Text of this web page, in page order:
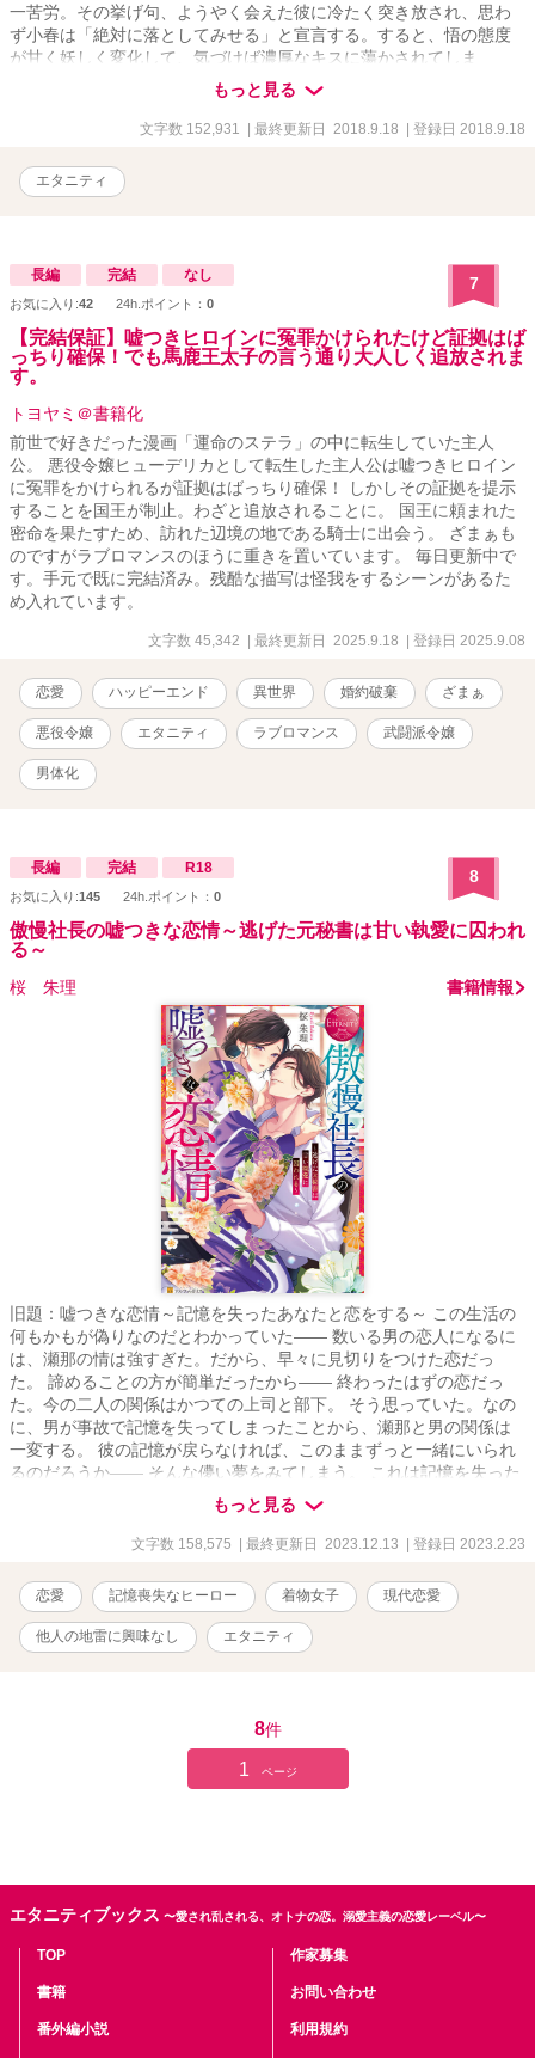
一苦労。その挙げ句、ようやく会えた彼に冷たく突き放され、思わ
ず小春は「絶対に落としてみせる」と宣言する。すると、悟の態度
が甘く妖しく変化して、気づけば濃厚なキスに蕩かされてしま
い……。真意を隠した大人の恋の駆け引きに、手も足も出ない！
嘘つきな彼と一途な彼女のとろ甘オフィスラブ。
もっと見る
文字数 152,931 | 最終更新日 2018.9.18 | 登録日 2018.9.18
エタニティ
長編 完結 なし
お気に入り:42 24h.ポイント： 0
7
【完結保証】嘘つきヒロインに冤罪かけられたけど証拠はば
っちり確保！でも馬鹿王太子の言う通り大人しく追放されま
す。
トヨヤミ＠書籍化
前世で好きだった漫画「運命のステラ」の中に転生していた主人
公。 悪役令嬢ヒューデリカとして転生した主人公は嘘つきヒロイン
に冤罪をかけられるが証拠はばっちり確保！ しかしその証拠を提示
することを国王が制止。わざと追放されることに。 国王に頼まれた
密命を果たすため、訪れた辺境の地である騎士に出会う。 ざまぁも
のですがラブロマンスのほうに重きを置いています。 毎日更新中で
す。手元で既に完結済み。残酷な描写は怪我をするシーンがあるた
め入れています。
文字数 45,342 | 最終更新日 2025.9.18 | 登録日 2025.9.08
恋愛 ハッピーエンド 異世界 婚約破棄 ざまぁ
悪役令嬢 エタニティ ラブロマンス 武闘派令嬢
男体化
長編 完結 R18
お気に入り:145 24h.ポイント： 0
8
傲慢社長の嘘つきな恋情～逃げた元秘書は甘い執愛に囚われ
る～
桜 朱理 書籍情報
旧題：嘘つきな恋情～記憶を失ったあなたと恋をする～ この生活の
何もかもが偽りなのだとわかっていた―― 数いる男の恋人になるに
は、瀬那の情は強すぎた。だから、早々に見切りをつけた恋だっ
た。 諦めることの方が簡単だったから―― 終わったはずの恋だっ
た。今の二人の関係はかつての上司と部下。 そう思っていた。なの
に、男が事故で記憶を失ってしまったことから、瀬那と男の関係は
一変する。 彼の記憶が戻らなければ、このままずっと一緒にいられ
るのだろうか―― そんな儚い夢をみてしまう。 これは記憶を失った
社長と、意地っ張りなかつての秘書の、束の間の夢の恋の話――
もっと見る
文字数 158,575 | 最終更新日 2023.12.13 | 登録日 2023.2.23
恋愛 記憶喪失なヒーロー 着物女子 現代恋愛
他人の地雷に興味なし エタニティ
8件
1 ページ
エタニティブックス 〜愛され乱される、オトナの恋。溺愛主義の恋愛レーベル〜
TOP
書籍
番外編小説
作家募集
お問い合わせ
利用規約